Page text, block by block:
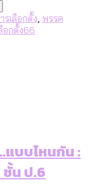
รเลือกตั้ง พรรค
อกตั้ง66
แบบไหนกัน :
น ป.6